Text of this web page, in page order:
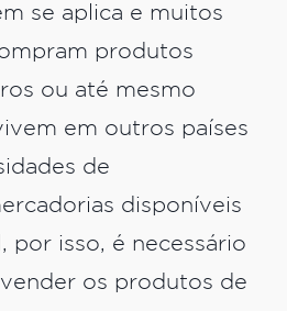
se aplica e muitos
produtos
ou até mesmo
em outros países
de
disponíveis
por isso, é necessário
os produtos de